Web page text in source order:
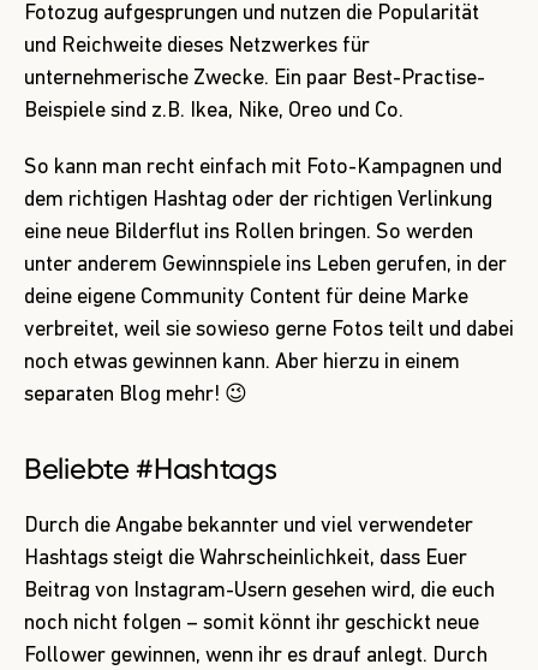
Fotozug aufgesprungen und nutzen die Popularität
und Reichweite dieses Netzwerkes für
unternehmerische Zwecke. Ein paar Best-Practise-
Beispiele sind z.B. Ikea, Nike, Oreo und Co.
So kann man recht einfach mit Foto-Kampagnen und
dem richtigen Hashtag oder der richtigen Verlinkung
eine neue Bilderflut ins Rollen bringen. So werden
unter anderem Gewinnspiele ins Leben gerufen, in der
deine eigene Community Content für deine Marke
verbreitet, weil sie sowieso gerne Fotos teilt und dabei
noch etwas gewinnen kann. Aber hierzu in einem
separaten Blog mehr! 😉
Beliebte #Hashtags
Durch die Angabe bekannter und viel verwendeter
Hashtags steigt die Wahrscheinlichkeit, dass Euer
Beitrag von Instagram-Usern gesehen wird, die euch
noch nicht folgen – somit könnt ihr geschickt neue
Follower gewinnen, wenn ihr es drauf anlegt. Durch